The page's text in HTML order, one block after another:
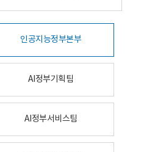
인공지능정부본부
AI정부기획팀
AI정부서비스팀